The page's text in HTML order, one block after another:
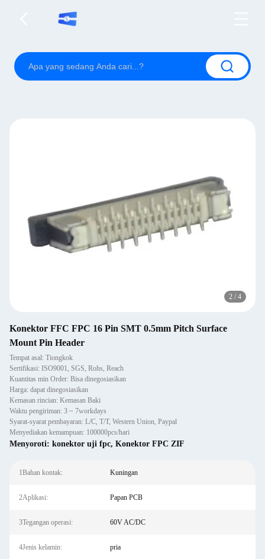
2 / 4
Konektor FFC FPC 16 Pin SMT 0.5mm Pitch Surface
Mount Pin Header
Tempat asal: Tiongkok
Sertifikasi: ISO9001, SGS, Rohs, Reach
Kuantitas min Order: Bisa dinegosiasikan
Harga: dapat dinegosiasikan
Kemasan rincian: Kemasan Baki
Waktu pengiriman: 3 ~ 7workdays
Syarat-syarat pembayaran: L/C, T/T, Western Union, Paypal
Menyediakan kemampuan: 100000pcs/hari
Menyoroti: konektor uji fpc, Konektor FPC ZIF
1Bahan kontak: Kuningan
2Aplikasi: Papan PCB
3Tegangan operasi: 60V AC/DC
4Jenis kelamin: pria